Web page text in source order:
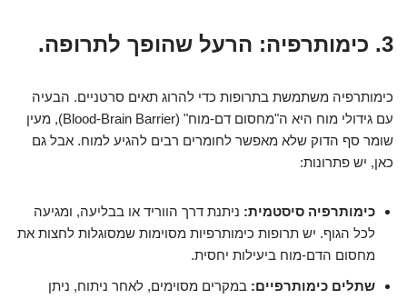
3. כימותרפיה: הרעל שהופך לתרופה.
כימותרפיה משתמשת בתרופות כדי להרוג תאים סרטניים. הבעיה
עם גידולי מוח היא ה"מחסום דם-מוח" (Blood-Brain Barrier), מעין
שומר סף הדוק שלא מאפשר לחומרים רבים להגיע למוח. אבל גם
כאן, יש פתרונות:
כימותרפיה סיסטמית: ניתנת דרך הווריד או בבליעה, ומגיעה
לכל הגוף. יש תרופות כימותרפיות מסוימות שמסוגלות לחצות את
מחסום הדם-מוח ביעילות יחסית.
שתלים כימותרפיים: במקרים מסוימים, לאחר ניתוח, ניתן